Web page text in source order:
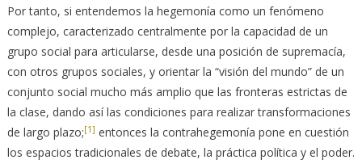
Por tanto, si entendemos la hegemonía como un fenómeno
complejo, caracterizado centralmente por la capacidad de un
grupo social para articularse, desde una posición de supremacía,
con otros grupos sociales, y orientar la “visión del mundo” de un
conjunto social mucho más amplio que las fronteras estrictas de
la clase, dando así las condiciones para realizar transformaciones
de largo plazo;[1] entonces la contrahegemonía pone en cuestión
los espacios tradicionales de debate, la práctica política y el poder.